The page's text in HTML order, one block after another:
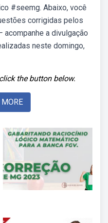
#seemg. Abaixo, você
corrigidas pelos
a divulgação
neste domingo,
the button below.